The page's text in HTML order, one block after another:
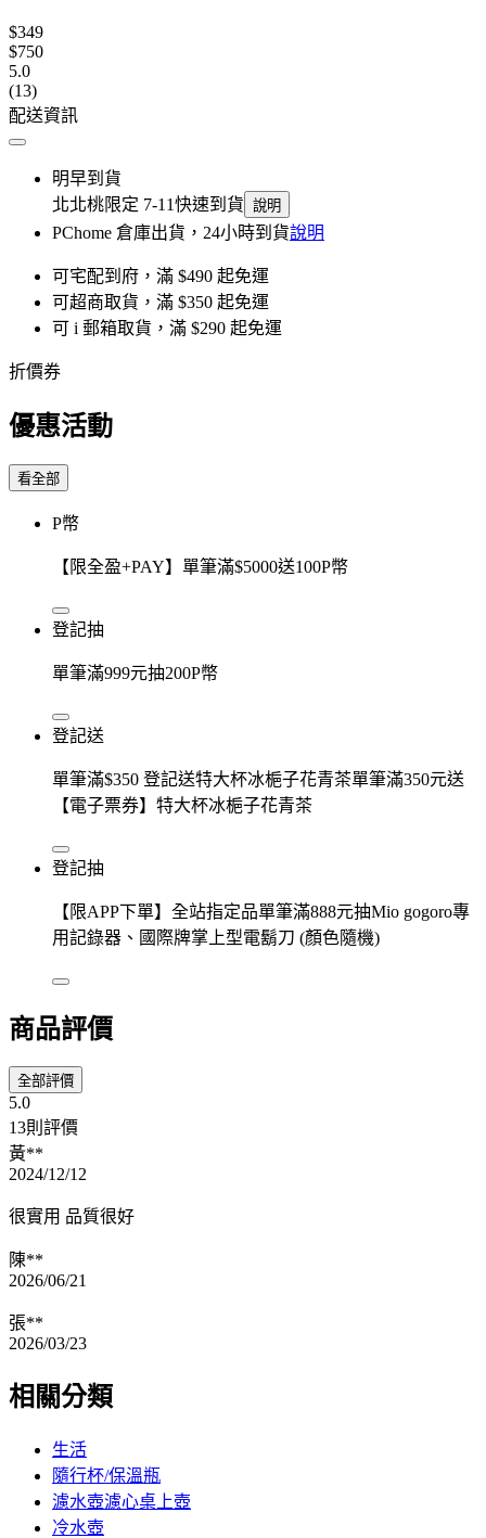
$349
$750
5.0
(13)
配送資訊
明早到貨
北北桃限定 7-11快速到貨 說明
PChome 倉庫出貨，24小時到貨說明
可宅配到府，滿 $490 起免運
可超商取貨，滿 $350 起免運
可 i 郵箱取貨，滿 $290 起免運
折價券
優惠活動
看全部
P幣
【限全盈+PAY】單筆滿$5000送100P幣
登記抽
單筆滿999元抽200P幣
登記送
單筆滿$350 登記送特大杯冰梔子花青茶單筆滿350元送
【電子票券】特大杯冰梔子花青茶
登記抽
【限APP下單】全站指定品單筆滿888元抽Mio gogoro專
用記錄器、國際牌掌上型電鬍刀 (顏色隨機)
商品評價
全部評價
5.0
13則評價
黃**
2024/12/12
很實用 品質很好
陳**
2026/06/21
張**
2026/03/23
相關分類
生活
隨行杯/保溫瓶
濾水壺濾心桌上壺
冷水壺